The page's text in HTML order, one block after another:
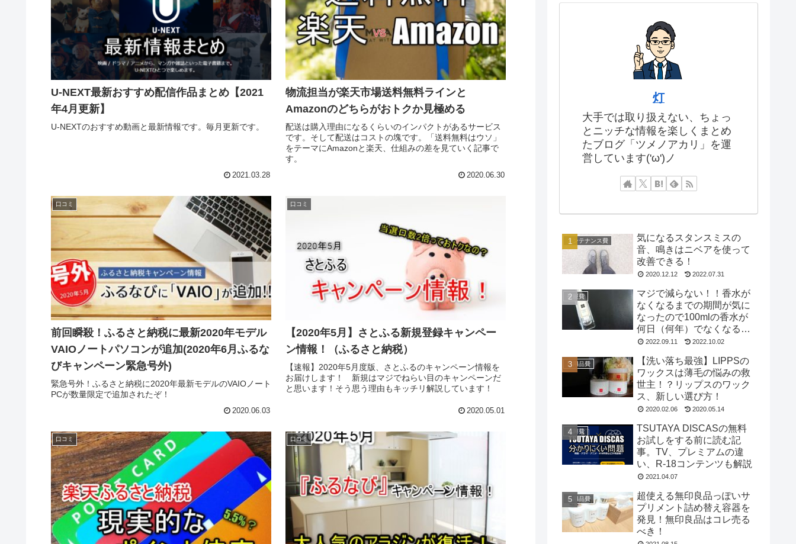
U-NEXT最新おすすめ配信作品まとめ【2021
年4月更新】
U-NEXTのおすすめ動画と最新情報です。毎月更新です。
2021.03.28
物流担当が楽天市場送料無料ラインと
Amazonのどちらがおトクか見極める
配送は購入理由になるくらいのインパクトがあるサービス
です。そして配送はコストの塊です。「送料無料はウソ」
をテーマにAmazonと楽天、仕組みの差を見ていく記事で
す。
2020.06.30
口コミ
前回瞬殺！ふるさと納税に最新2020年モデル
VAIOノートパソコンが追加(2020年6月ふるな
びキャンペーン緊急号外)
緊急号外！ふるさと納税に2020年最新モデルのVAIOノート
PCが数量限定で追加されたぞ！
2020.06.03
口コミ
【2020年5月】さとふる新規登録キャンペー
ン情報！（ふるさと納税）
【速報】2020年5月度版、さとふるのキャンペーン情報を
お届けします！ 新規はマジでねらい目のキャンペーンだ
と思います！そう思う理由もキッチリ解説しています！
2020.05.01
口コミ 口コミ
灯
大手では取り扱えない、ちょっ
とニッチな情報を楽しくまとめ
たブログ「ツメノアカリ」を運
営しています('ω')ノ
メンテナンス費
気になるスタンスミスの
音、鳴きはニベアを使って
改善できる！
2020.12.12 2022.07.31
被服費
マジで減らない！！香水が
なくなるまでの期間が気に
なったので100mlの香水が
何日（何年）でなくなるの
か試してみた
2022.09.11 2022.10.02
日用品費
【洗い落ち最強】LIPPSの
ワックスは薄毛の悩みの救
世主！？リップスのワック
ス、新しい選び方！
2020.02.06 2020.05.14
遊興費
TSUTAYA DISCASの無料
お試しをする前に読む記
事。TV、プレミアムの違
い、R-18コンテンツも解説
2021.04.07
日用品費
超使える無印良品っぽいサ
プリメント詰め替え容器を
発見！無印良品はコレ売る
べき！